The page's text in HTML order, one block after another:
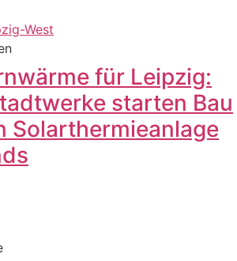
für Leipzig:
starten Bau
Solarthermieanlage